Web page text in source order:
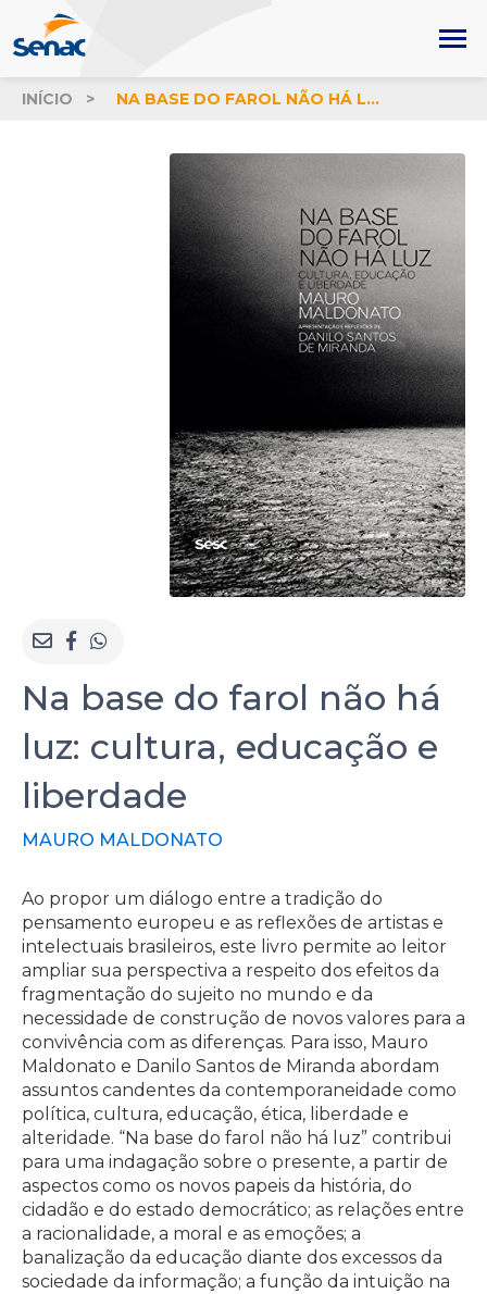
INÍCIO NA BASE DO FAROL NÃO HÁ LUZ: CULTURA, EDUCAÇÃO E LIBERDADE
Na base do farol não há
luz: cultura, educação e
liberdade
MAURO MALDONATO
Ao propor um diálogo entre a tradição do
pensamento europeu e as reflexões de artistas e
intelectuais brasileiros, este livro permite ao leitor
ampliar sua perspectiva a respeito dos efeitos da
fragmentação do sujeito no mundo e da
necessidade de construção de novos valores para a
convivência com as diferenças. Para isso, Mauro
Maldonato e Danilo Santos de Miranda abordam
assuntos candentes da contemporaneidade como
política, cultura, educação, ética, liberdade e
alteridade. “Na base do farol não há luz” contribui
para uma indagação sobre o presente, a partir de
aspectos como os novos papeis da história, do
cidadão e do estado democrático; as relações entre
a racionalidade, a moral e as emoções; a
banalização da educação diante dos excessos da
sociedade da informação; a função da intuição na